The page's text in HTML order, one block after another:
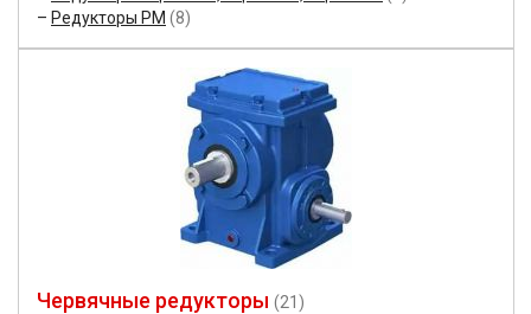
Редукторы РМ (8)
Червячные редукторы (21)